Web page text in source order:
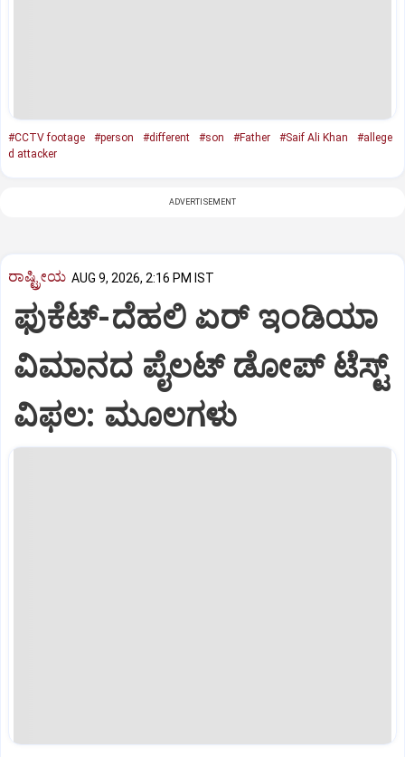
#CCTV footage #person #different #son #Father #Saif Ali Khan
#allege
d attacker
ADVERTISEMENT
ರಾಷ್ಟ್ರೀಯ AUG 9, 2026, 2:16 PM IST
ಫುಕೆಟ್‌-ದೆಹಲಿ ಏರ್‌ ಇಂಡಿಯಾ
ವಿಮಾನದ ಪೈಲಟ್‌ ಡೋಪ್‌ ಟೆಸ್ಟ್‌
ವಿಫಲ: ಮೂಲಗಳು